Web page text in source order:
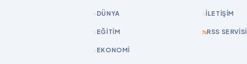
DÜNYA
EĞİTİM
EKONOMİ
İLETIŞIM
RSS SERVISI